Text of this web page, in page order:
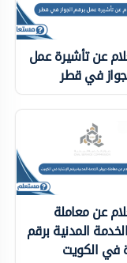
عن تأشيرة عمل
في قطر
عن معاملة
المدنية برقم
في الكويت